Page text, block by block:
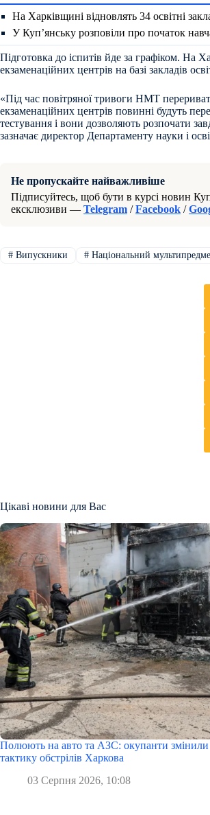
На Харківщині відновлять 34 освітні
У Куп’янську розповіли про початок
Підготовка до іспитів йде за графіком. На
екзаменаційних центрів на базі закладів
«Під час повітряної тривоги НМТ
екзаменаційних центрів повинні будуть
тестування і вони дозволяють розпочати
зазначає директор Департаменту науки і
Не пропускайте найважливіше
Підписуйтесь, щоб бути в курсі новин
ексклюзиви — Telegram /Facebook /
#Випускники #Національний
Цікаві новини для Вас
Полюють на авто та АЗС: окупанти змінили
тактику обстрілів Харкова
03 Серпня 2026, 10:08